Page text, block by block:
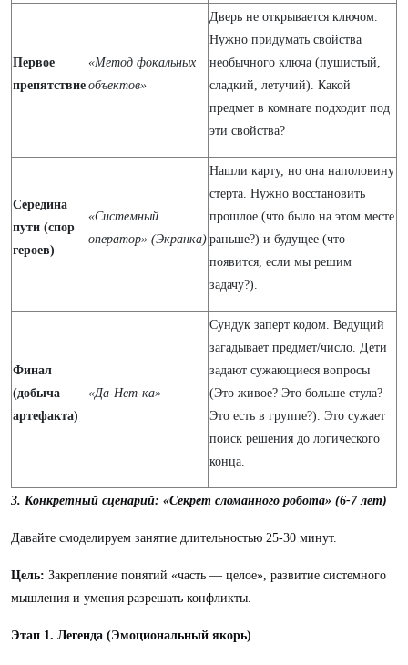
Первое
препятствие
«Метод фокальных
объектов»
Дверь не открывается ключом.
Нужно придумать свойства
необычного ключа (пушистый,
сладкий, летучий). Какой
предмет в комнате подходит под
эти свойства?
Середина
пути (спор
героев)
«Системный
оператор» (Экранка)
Нашли карту, но она наполовину
стерта. Нужно восстановить
прошлое (что было на этом месте
раньше?) и будущее (что
появится, если мы решим
задачу?).
Финал
(добыча
артефакта)
«Да-Нет-ка»
Сундук заперт кодом. Ведущий
загадывает предмет/число. Дети
задают сужающиеся вопросы
(Это живое? Это больше стула?
Это есть в группе?). Это сужает
поиск решения до логического
конца.
3. Конкретный сценарий: «Секрет сломанного робота» (6-7 лет)
Давайте смоделируем занятие длительностью 25-30 минут.
Цель: Закрепление понятий «часть — целое», развитие системного
мышления и умения разрешать конфликты.
Этап 1. Легенда (Эмоциональный якорь)